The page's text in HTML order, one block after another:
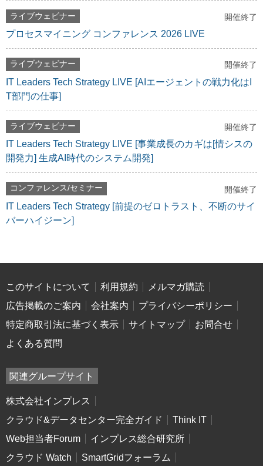
ライブウェビナー 開催終了
プロセスマイニング コンファレンス 2026 LIVE
ライブウェビナー 開催終了
IT Leaders Tech Strategy LIVE [AIエージェントの戦力化はI
T部門の仕事]
ライブウェビナー 開催終了
IT Leaders Tech Strategy LIVE [事業成長のカギは[情シスの
開発力] 生成AI時代のシステム開発]
コンファレンス/セミナー 開催終了
IT Leaders Tech Strategy [前提のゼロトラスト、不断のサイ
バーハイジーン]
このサイトについて 利用規約
メルマガ購読
広告掲載のご案内
会社案内
プライバシーポリシー
特定商取引法に基づく表示
サイトマップ
お問合せ
よくある質問
関連グループサイト
株式会社インプレス
クラウド&データセンター完全ガイド
Think IT
Web担当者Forum
インプレス総合研究所
クラウド Watch
SmartGridフォーラム